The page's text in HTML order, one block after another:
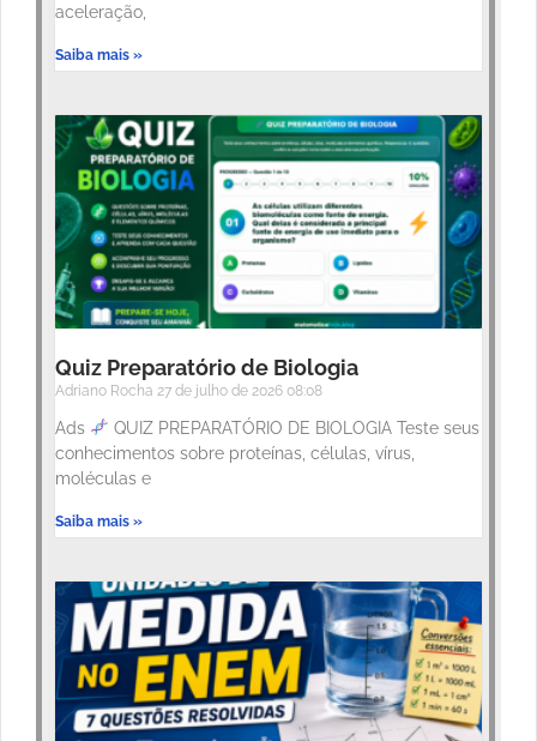
aceleração,
Saiba mais »
Quiz Preparatório de Biologia
Adriano Rocha 27 de julho de 2026 08:08
Ads
QUIZ PREPARATÓRIO DE BIOLOGIA Teste seus
conhecimentos sobre proteínas, células, vírus,
moléculas e
Saiba mais »